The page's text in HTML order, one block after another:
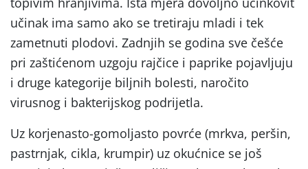
učinak ima samo ako se tretiraju mladi i tek
zametnuti plodovi. Zadnjih se godina sve češće
pri zaštićenom uzgoju rajčice i paprike pojavljuju
i druge kategorije biljnih bolesti, naročito
virusnog i bakterijskog podrijetla.
Uz korjenasto-gomoljasto povrće (mrkva, peršin,
pastrnjak, cikla, krumpir) uz okućnice se još